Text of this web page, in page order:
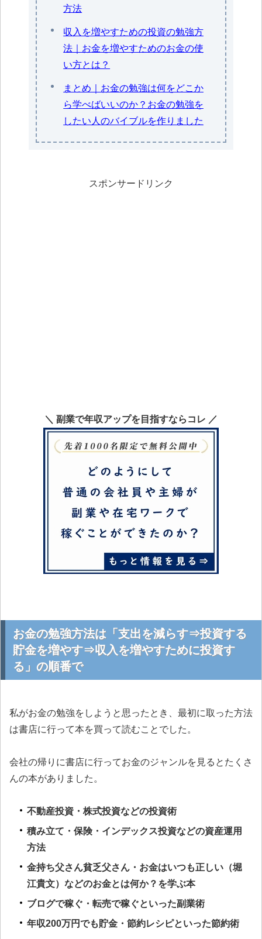
方法
収入を増やすための投資の勉強方
法｜お金を増やすためのお金の使
い方とは？
まとめ｜お金の勉強は何をどこか
ら学べばいいのか？お金の勉強を
したい人のバイブルを作りました
スポンサードリンク
＼ 副業で年収アップを目指すならコレ ／
お金の勉強方法は「支出を減らす⇒投資する
貯金を増やす⇒収入を増やすために投資す
る」の順番で
私がお金の勉強をしようと思ったとき、最初に取った方法
は書店に行って本を買って読むことでした。
会社の帰りに書店に行ってお金のジャンルを見るとたくさ
んの本がありました。
不動産投資・株式投資などの投資術
積み立て・保険・インデックス投資などの資産運用
方法
金持ち父さん貧乏父さん・お金はいつも正しい（堀
江貴文）などのお金とは何か？を学ぶ本
ブログで稼ぐ・転売で稼ぐといった副業術
年収200万円でも貯金・節約レシピといった節約術